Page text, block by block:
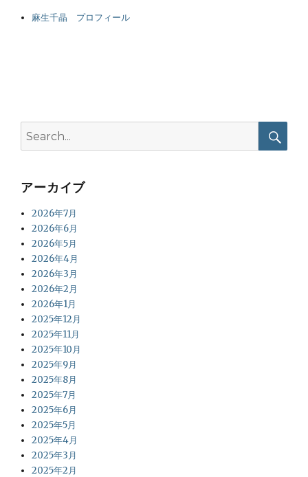
麻生千晶 プロフィール
for:
アーカイブ
2026年7月
2026年6月
2026年5月
2026年4月
2026年3月
2026年2月
2026年1月
2025年12月
2025年11月
2025年10月
2025年9月
2025年8月
2025年7月
2025年6月
2025年5月
2025年4月
2025年3月
2025年2月